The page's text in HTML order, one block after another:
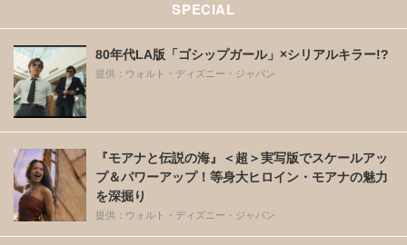
SPECIAL
80年代LA版「ゴシップガール」×シリアルキラー!?
提供：ウォルト・ディズニー・ジャパン
『モアナと伝説の海』＜超＞実写版でスケールアッ
プ＆パワーアップ！等身大ヒロイン・モアナの魅力
を深掘り
提供：ウォルト・ディズニー・ジャパン